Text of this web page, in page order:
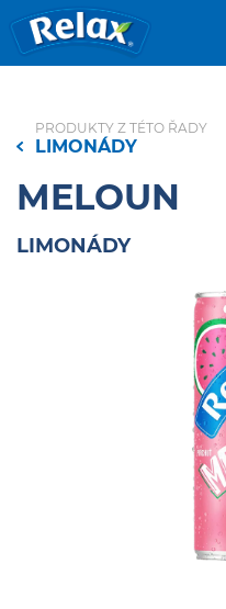
PRODUKTY Z TÉTO ŘADY
LIMONÁDY
MELOUN
LIMONÁDY